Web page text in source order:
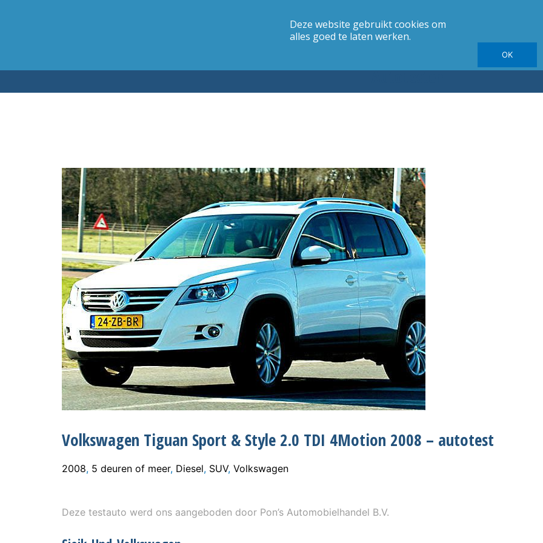
Carrosserie Jaargang Elektrische autotesten
Autotesten
Volkswagen Tiguan Sport & Style 2.0 TDI 4Motion 2008 – autotest
2008, 5 deuren of meer, Diesel, SUV, Volkswagen
Deze testauto werd ons aangeboden door Pon’s Automobielhandel B.V.
Deze website gebruikt cookies om
alles goed te laten werken.
OK